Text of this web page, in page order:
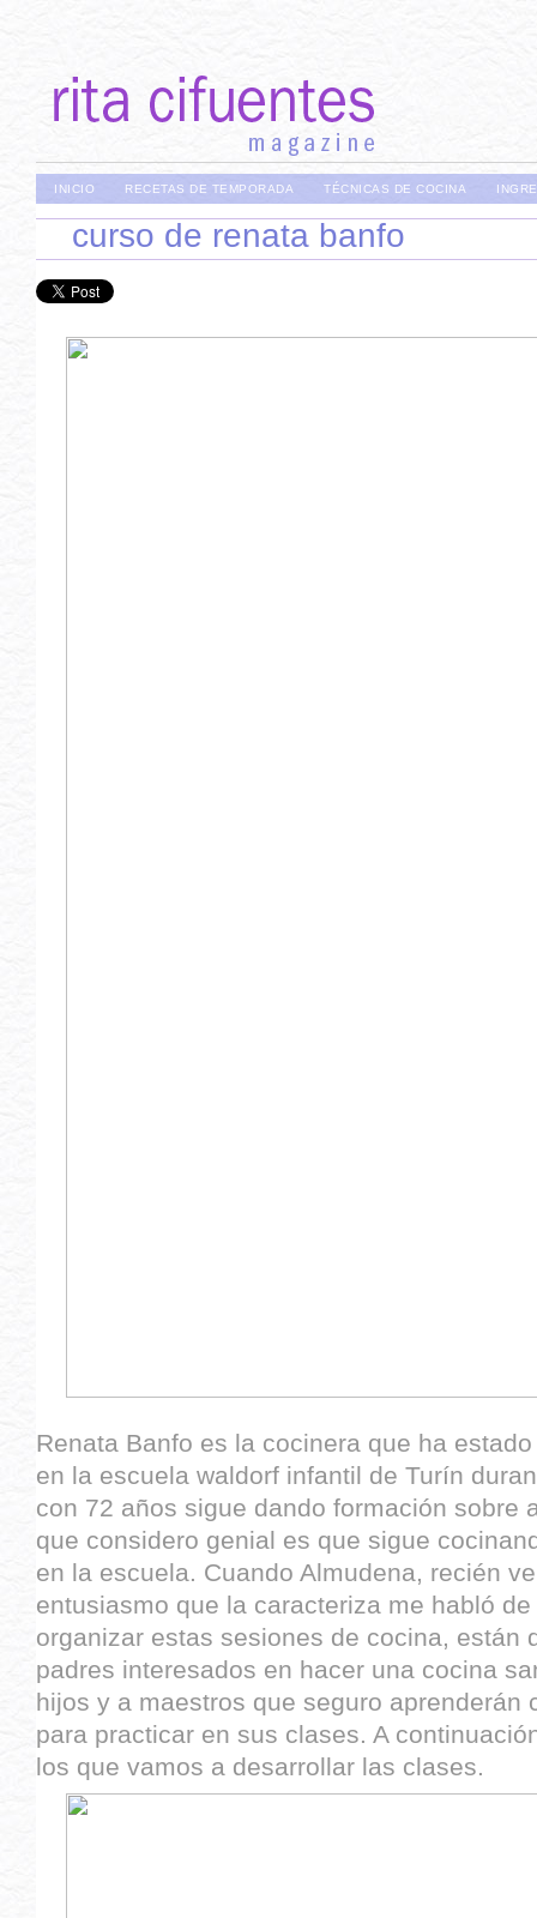
INICIO RECETAS DE TEMPORADA TÉCNICAS DE COCINA
curso de renata banfo
Renata Banfo es la cocinera que ha
en la escuela waldorf infantil de Turín
con 72 años sigue dando formación sobre
que considero genial es que sigue
en la escuela. Cuando Almudena, recién
entusiasmo que la caracteriza me habló
organizar estas sesiones de cocina, están
padres interesados en hacer una cocina
hijos y a maestros que seguro aprenderán
para practicar en sus clases. A
los que vamos a desarrollar las clases.